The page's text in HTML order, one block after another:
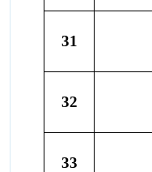
31
32
33